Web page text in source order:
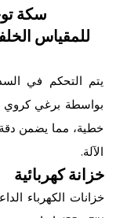
سكة
للمقياس
يتم التحكم في
بواسطة برغي كروي
خطية، مما يضمن
الآلة.
خزانة كهربائية